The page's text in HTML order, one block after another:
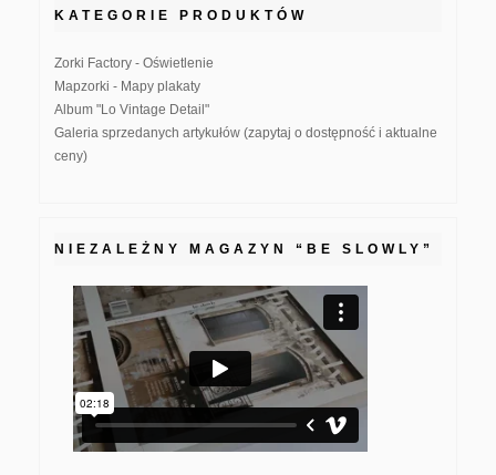
KATEGORIE PRODUKTÓW
Zorki Factory - Oświetlenie
Mapzorki - Mapy plakaty
Album "Lo Vintage Detail"
Galeria sprzedanych artykułów (zapytaj o dostępność i aktualne
ceny)
NIEZALEŻNY MAGAZYN “BE SLOWLY”